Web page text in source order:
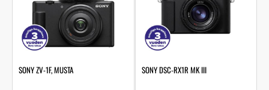
SONY ZV-1F, MUSTA SONY DSC-RX1R MK III